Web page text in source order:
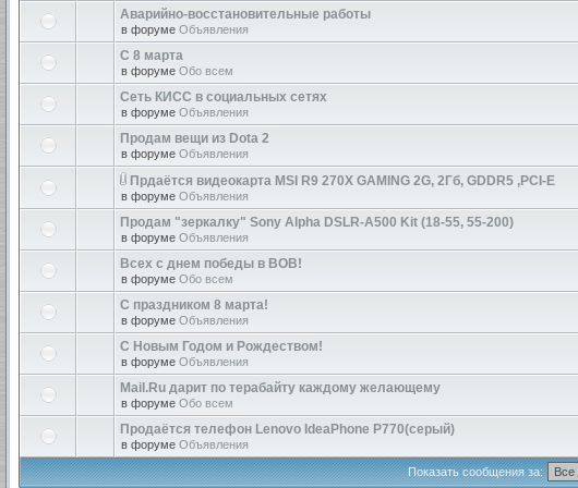
Аварийно-восстановительные работы
в форуме Объявления
С 8 марта
в форуме Обо всем
Сеть КИСС в социальных сетях
в форуме Объявления
Продам вещи из Dota 2
в форуме Объявления
Прдаётся видеокарта MSI R9 270X GAMING 2G, 2Гб, GDDR5 ,PCI-E
в форуме Объявления
Продам "зеркалку" Sony Alpha DSLR-A500 Kit (18-55, 55-200)
в форуме Объявления
Всех с днем победы в ВОВ!
в форуме Обо всем
С праздником 8 марта!
в форуме Объявления
С Новым Годом и Рождеством!
в форуме Объявления
Mail.Ru дарит по терабайту каждому желающему
в форуме Обо всем
Продаётся телефон Lenovo IdeaPhone P770(серый)
в форуме Объявления
Показать сообщения за: